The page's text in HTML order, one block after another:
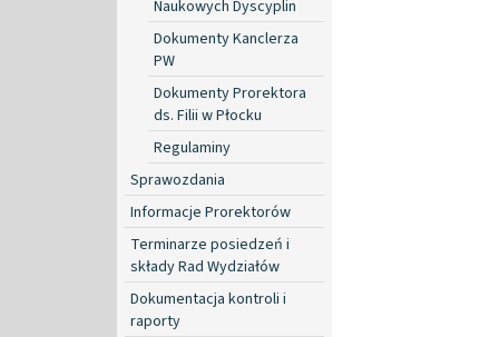
Naukowych Dyscyplin
Dokumenty Kanclerza
PW
Dokumenty Prorektora
ds. Filii w Płocku
Regulaminy
Sprawozdania
Informacje Prorektorów
Terminarze posiedzeń i
składy Rad Wydziałów
Dokumentacja kontroli i
raporty